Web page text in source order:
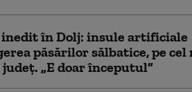
în Dolj: insule artificiale
păsărilor sălbatice, pe cel
„E doar începutul”